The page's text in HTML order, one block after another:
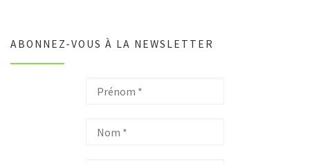
ABONNEZ-VOUS À LA NEWSLETTER